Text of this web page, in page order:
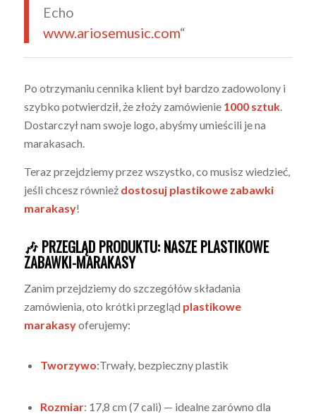
Echo
www.ariosemusic.com“
Po otrzymaniu cennika klient był bardzo zadowolony i
szybko potwierdził, że złoży zamówienie 1000 sztuk.
Dostarczył nam swoje logo, abyśmy umieścili je na
marakasach.
Teraz przejdziemy przez wszystko, co musisz wiedzieć,
jeśli chcesz również dostosuj plastikowe zabawki
marakasy!
🎶 PRZEGLĄD PRODUKTU: NASZE PLASTIKOWE
ZABAWKI-MARAKASY
Zanim przejdziemy do szczegółów składania
zamówienia, oto krótki przegląd plastikowe
marakasyoferujemy:
Tworzywo:Trwały, bezpieczny plastik
Rozmiar: 17,8 cm (7 cali) — idealne zarówno dla